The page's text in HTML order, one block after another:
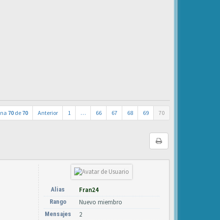
70 de 70 Anterior 1 … 66 67 68 69 70
Alias Fran24
Rango Nuevo miembro
Mensajes 2